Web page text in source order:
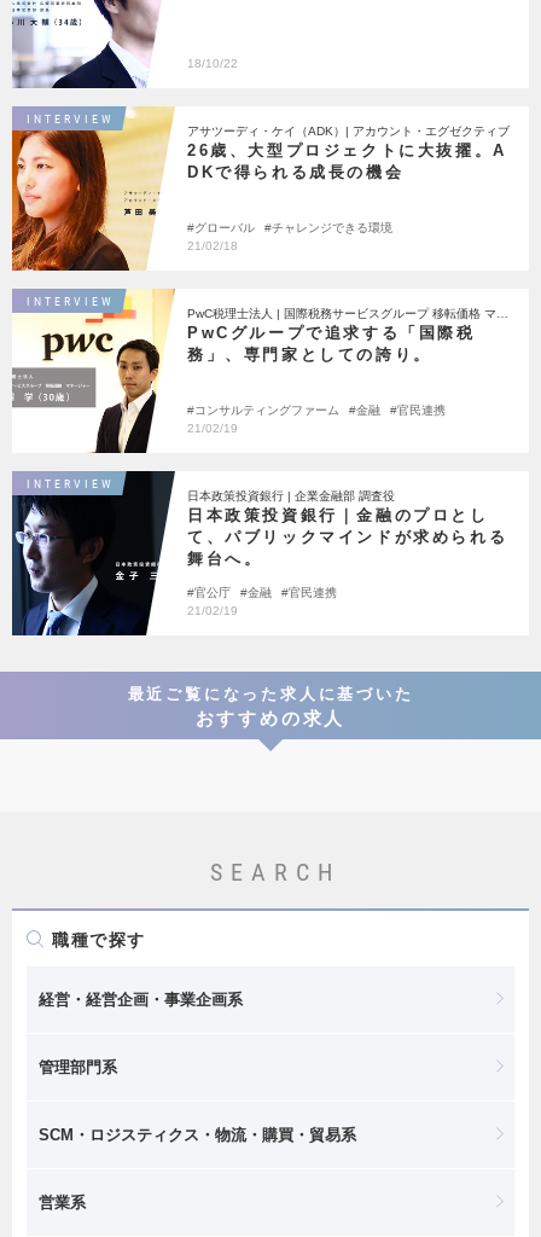
18/10/22
INTERVIEW
アサツーディ・ケイ（ADK）| アカウント・エグゼクティブ
26歳、大型プロジェクトに大抜擢。A
DKで得られる成長の機会
グローバル
チャレンジできる環境
21/02/18
INTERVIEW
PwC税理士法人 | 国際税務サービスグループ 移転価格 マネ
ージャー
PwCグループで追求する「国際税
務」、専門家としての誇り。
コンサルティングファーム 金融
官民連携
21/02/19
INTERVIEW
日本政策投資銀行 | 企業金融部 調査役
日本政策投資銀行｜金融のプロとし
て、パブリックマインドが求められる
舞台へ。
官公庁 金融
官民連携
21/02/19
最近ご覧になった求人に基づいた
おすすめの求人
SEARCH
職種で探す
経営・経営企画・事業企画系
管理部門系
SCM・ロジスティクス・物流・購買・貿易系
営業系